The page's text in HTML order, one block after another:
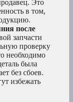
Это
в том,
после
запчасти
проверку
необходимо
была
без сбоев.
избежать